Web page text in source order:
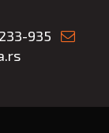
935